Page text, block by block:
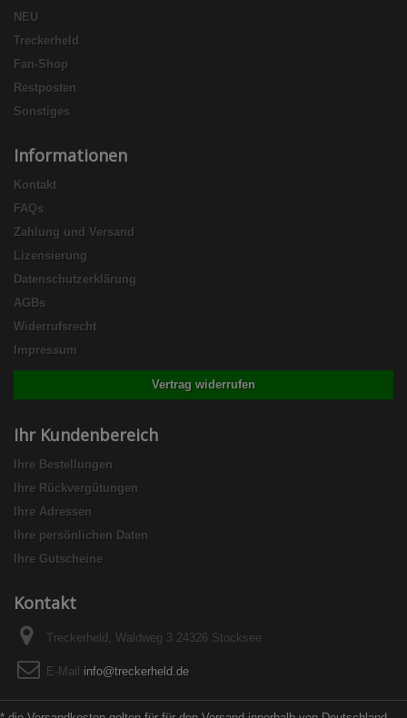
NEU
Treckerheld
Fan-Shop
Restposten
Sonstiges
Informationen
Kontakt
FAQs
Zahlung und Versand
Lizensierung
Datenschutzerklärung
AGBs
Widerrufsrecht
Impressum
Vertrag widerrufen
Ihr Kundenbereich
Ihre Bestellungen
Ihre Rückvergütungen
Ihre Adressen
Ihre persönlichen Daten
Ihre Gutscheine
Kontakt
Treckerheld, Waldweg 3 24326 Stocksee
E-Mail info@treckerheld.de